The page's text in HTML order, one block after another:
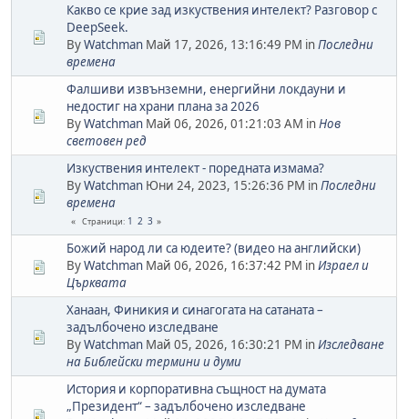
Какво се крие зад изкуствения интелект? Разговор с
DeepSeek.
ByWatchman Май 17, 2026, 13:16:49 PM inПоследни
времена
Фалшиви извънземни, енергийни локдауни и
недостиг на храни плана за 2026
ByWatchman Май 06, 2026, 01:21:03 AM inНов
световен ред
Изкуствения интелект - поредната измама?
ByWatchman Юни 24, 2023, 15:26:36 PM inПоследни
времена
Страници 1 2 3
Божий народ ли са юдеите? (видео на английски)
ByWatchman Май 06, 2026, 16:37:42 PM inИзраел и
Църквата
Ханаан, Финикия и синагогата на сатаната –
задълбочено изследване
ByWatchman Май 05, 2026, 16:30:21 PM inИзследване
на Библейски термини и думи
История и корпоративна същност на думата
„Президент“ – задълбочено изследване